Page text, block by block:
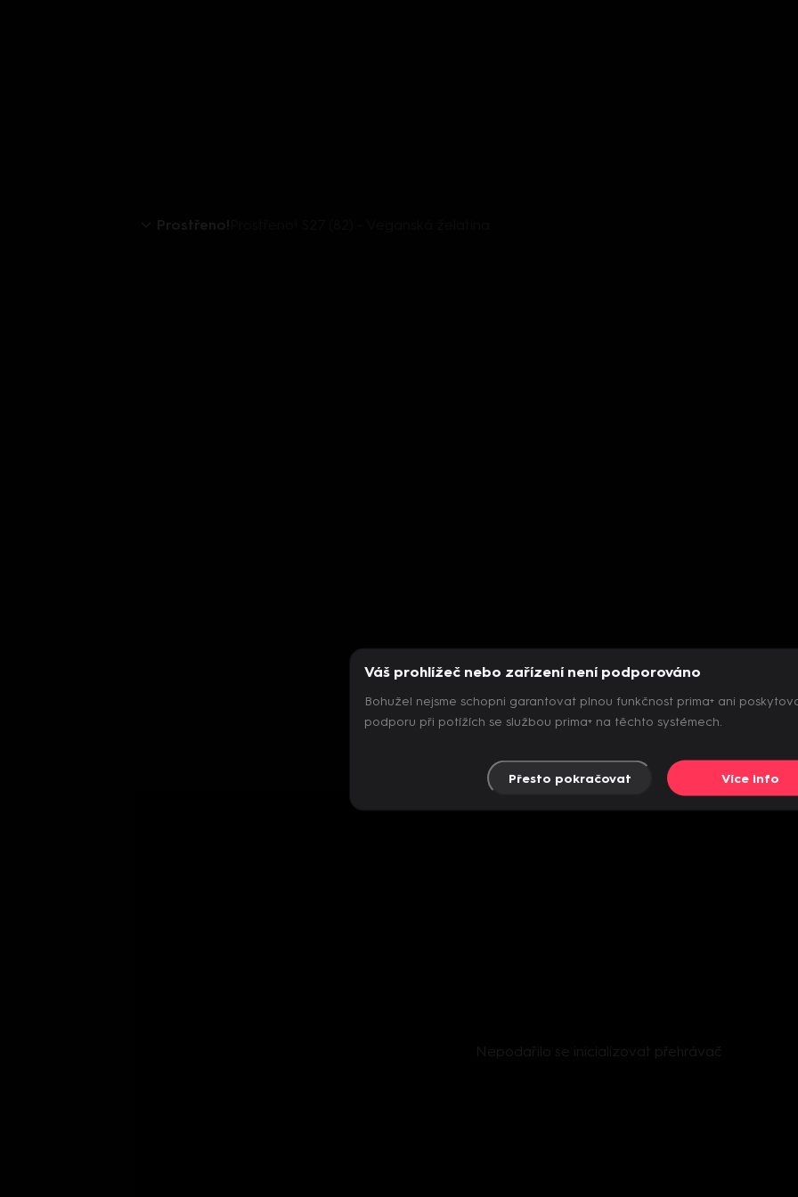
Nepodařilo se inicializovat přehrávač
Váš prohlížeč nebo zařízení není podporováno
Bohužel nejsme schopni garantovat plnou funkčnost prima+ ani
podporu při potížích se službou prima+ na těchto systémech.
Přesto pokračovat Více info